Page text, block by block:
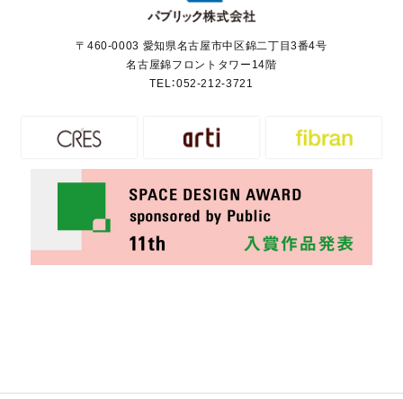
〒460-0003 愛知県名古屋市中区錦二丁目3番4号
名古屋錦フロントタワー14階
TEL：052-212-3721